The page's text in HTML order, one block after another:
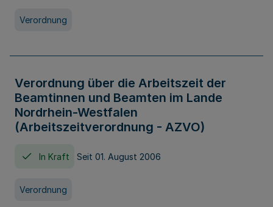
Verordnung
Verordnung über die Arbeitszeit der
Beamtinnen und Beamten im Lande
Nordrhein-Westfalen
(Arbeitszeitverordnung - AZVO)
In Kraft Seit 01. August 2006
Verordnung